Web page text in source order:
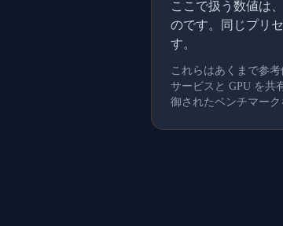
ここで扱う数値は
のです。同じプリ
す。
これらはあくまで参
サービスと GPU を共
御されたベンチマーク